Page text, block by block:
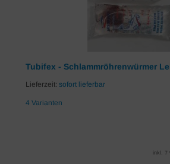
Tubifex - Schlammröhrenwürmer
Lieferzeit: sofort lieferbar
4 Varianten
inkl. 7